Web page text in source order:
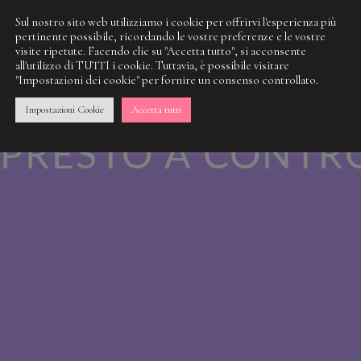
NOSTRA
QUALCOSA DI
PRESTO A
Sul nostro sito web utilizziamo i cookie per offrirvi l'esperienza più
pertinente possibile, ricordando le vostre preferenze e le vostre
visite ripetute. Facendo clic su "Accetta tutto", si acconsente
all'utilizzo di TUTTI i cookie. Tuttavia, è possibile visitare
"Impostazioni dei cookie" per fornire un consenso controllato.
Impostazioni Cookie Accetta tutti